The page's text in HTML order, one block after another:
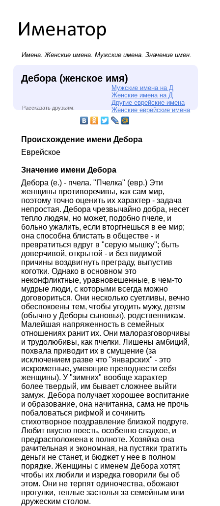
Имена.Женские имена. Мужские имена. Значение имен.
Дебора (женское имя)
Мужские имена на Д
Женские имена на Д
Другие еврейские имена
Женские еврейские имена
Рассказать друзьям:
Происхождение имени Дебора
Еврейское
Значение имени Дебора
Дебора (е.) - пчела. "Пчелка" (евр.) Эти
женщины противоречивы, как сам мир,
поэтому точно оценить их характер - задача
непростая. Дебора чрезвычайно добра, несет
тепло людям, но может, подобно пчеле, и
больно ужалить, если вторгнешься в ее мир;
она способна блистать в обществе - и
превратиться вдруг в "серую мышку"; быть
доверчивой, открытой - и без видимой
причины воздвигнуть преграду, выпустив
коготки. Однако в основном это
неконфликтные, уравновешенные, в чем-то
мудрые люди, с которыми всегда можно
договориться. Они несколько суетливы, вечно
обеспокоены тем, чтобы угодить мужу, детям
(обычно у Деборы сыновья), родственникам.
Малейшая напряженность в семейных
отношениях ранит их. Они малоразговорчивы
и трудолюбивы, как пчелки. Лишены амбиций,
похвала приводит их в смущение (за
исключением разве что "январских" - это
искрометные, умеющие преподнести себя
женщины). У "зимних" вообще характер
более твердый, им бывает сложнее выйти
замуж. Дебора получает хорошее воспитание
и образование, она начитанна, сама нe прочь
побаловаться рифмой и сочинить
стихотворное поздравление близкой подруге.
Любит вкусно поесть, особенно сладкое, и
предрасположена к полноте. Хозяйка она
рачительная и экономная, на пустяки тратить
деньги не станет, и бюджет у нее в полном
порядке. Женщины с именем Дебора хотят,
чтобы их любили и изредка говорили бы об
этом. Они не терпят одиночества, обожают
прогулки, теплые застолья за семейным или
дружеским столом.